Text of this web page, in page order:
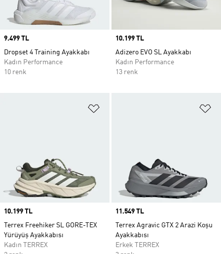
Price
9.499 TL
Dropset 4 Training Ayakkabı
Kadın Performance
10 renk
Price
10.199 TL
Adizero EVO SL Ayakkabı
Kadın Performance
13 renk
Price
10.199 TL
Terrex Freehiker SL GORE-TEX
Yürüyüş Ayakkabısı
Kadın TERREX
Price
11.549 TL
Terrex Agravic GTX 2 Arazi Koşu
Ayakkabısı
Erkek TERREX